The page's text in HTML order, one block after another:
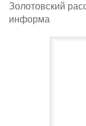
Золотовский
информа